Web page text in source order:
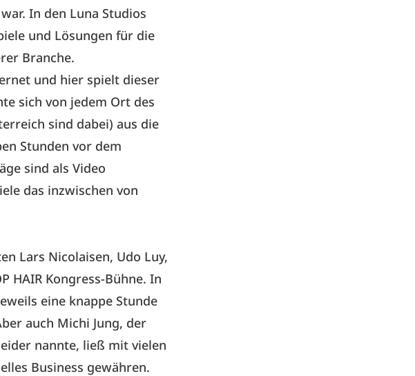
In den Luna Studios
und Lösungen für die
Branche.
und hier spielt dieser
sich von jedem Ort des
sind dabei) aus die
Stunden vor dem
sind als Video
das inzwischen von
Lars Nicolaisen, Udo Luy,
HAIR Kongress-Bühne. In
eine knappe Stunde
auch Michi Jung, der
nannte, ließ mit vielen
Business gewähren.